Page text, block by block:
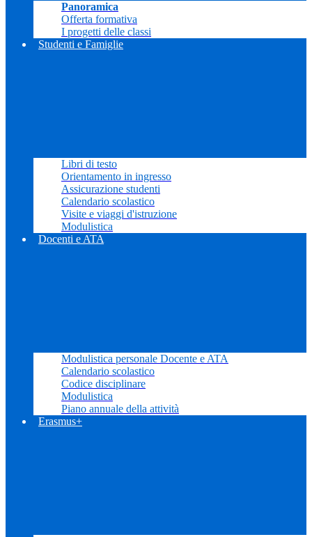
Panoramica
Offerta formativa
I progetti delle classi
Studenti e Famiglie
Libri di testo
Orientamento in ingresso
Assicurazione studenti
Calendario scolastico
Visite e viaggi d'istruzione
Modulistica
Docenti e ATA
Modulistica personale Docente e ATA
Calendario scolastico
Codice disciplinare
Modulistica
Piano annuale della attività
Erasmus+